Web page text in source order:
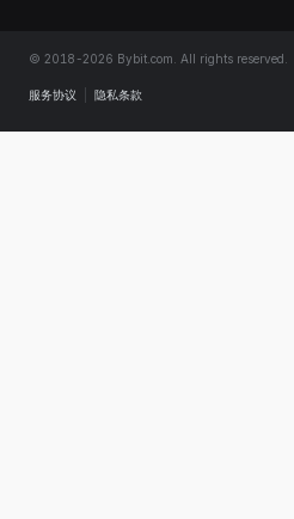
© 2018-2026 Bybit.com. All rights reserved.
服务协议 隐私条款